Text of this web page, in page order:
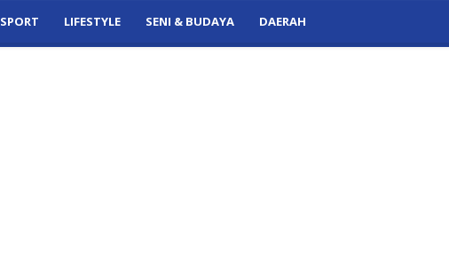
SPORT LIFESTYLE SENI & BUDAYA DAERAH